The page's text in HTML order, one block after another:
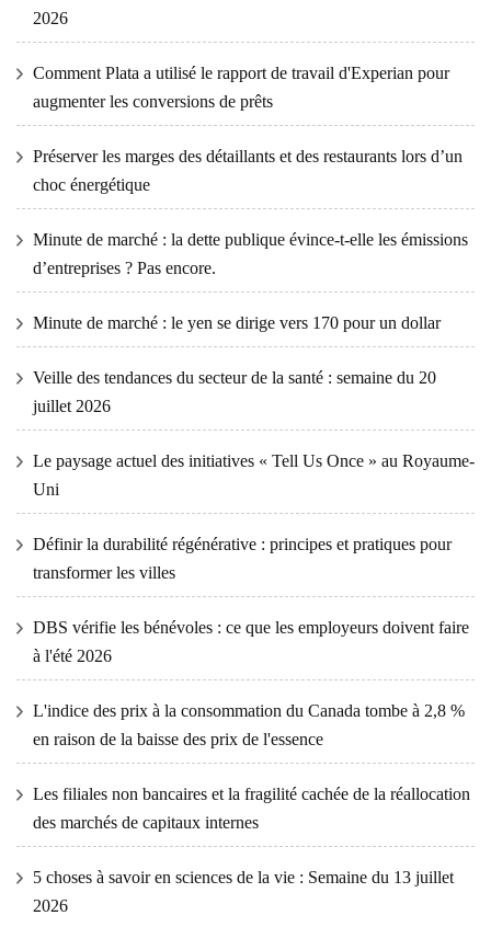
2026
Comment Plata a utilisé le rapport de travail d'Experian pour
augmenter les conversions de prêts
Préserver les marges des détaillants et des restaurants lors d’un
choc énergétique
Minute de marché : la dette publique évince-t-elle les émissions
d’entreprises ? Pas encore.
Minute de marché : le yen se dirige vers 170 pour un dollar
Veille des tendances du secteur de la santé : semaine du 20
juillet 2026
Le paysage actuel des initiatives « Tell Us Once » au Royaume-
Uni
Définir la durabilité régénérative : principes et pratiques pour
transformer les villes
DBS vérifie les bénévoles : ce que les employeurs doivent faire
à l'été 2026
L'indice des prix à la consommation du Canada tombe à 2,8 %
en raison de la baisse des prix de l'essence
Les filiales non bancaires et la fragilité cachée de la réallocation
des marchés de capitaux internes
5 choses à savoir en sciences de la vie : Semaine du 13 juillet
2026